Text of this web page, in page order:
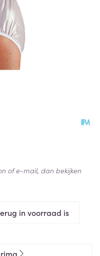
in voorraad is
of e-mail, dan bekijken